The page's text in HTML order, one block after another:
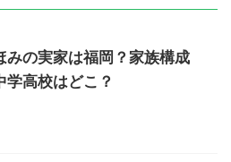
みの実家は福岡？家族構成
学高校はどこ？